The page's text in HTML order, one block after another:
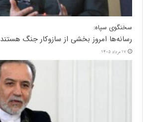
سخنگوی سپاه:
رسانه‌ها امروز بخشی از سازوکار جنگ هستند
17 مرداد 1405